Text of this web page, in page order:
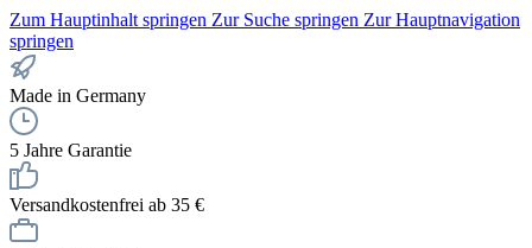
Zum Hauptinhalt springen Zur Suche springen Zur Hauptnavigation
springen
Made in Germany
5 Jahre Garantie
Versandkostenfrei ab 35 €